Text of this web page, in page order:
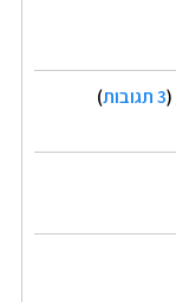
(3 תגובות
)